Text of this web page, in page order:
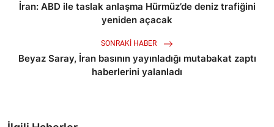
İran: ABD ile taslak anlaşma Hürmüz’de deniz trafiğini
yeniden açacak
SONRAKI HABER
Beyaz Saray, İran basının yayınladığı mutabakat zaptı
haberlerini yalanladı